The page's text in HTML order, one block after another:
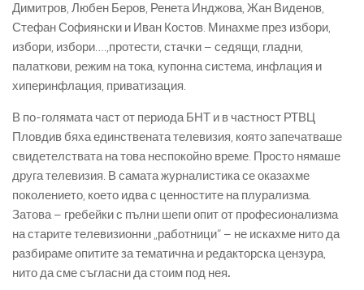
Димитров, Любен Беров, Ренета Инджова, Жан Виденов,
Стефан Софиянски и Иван Костов. Минахме през избори,
избори, избори….,протести, стачки – седящи, гладни,
палаткови, режим на тока, купонна система, инфлация и
хиперинфлация, приватизация.
В по-голямата част от периода БНТ и в частност РТВЦ
Пловдив бяха единствената телевизия, която запечатваше
свидетелствата на това неспокойно време. Просто нямаше
друга телевизия. В самата журналистика се оказахме
поколението, което идва с ценностите на плурализма.
Затова – гребейки с пълни шепи опит от професионализма
на старите телевизионни „работници“ – не искахме нито да
разбираме опитите за тематична и редакторска цензура,
нито да сме съгласни да стоим под нея.